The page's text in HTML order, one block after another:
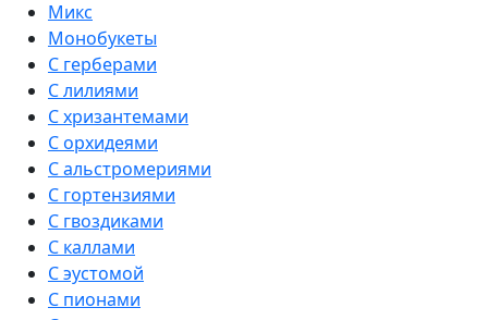
Микс
Монобукеты
С герберами
С лилиями
С хризантемами
С орхидеями
С альстромериями
С гортензиями
С гвоздиками
С каллами
С эустомой
С пионами